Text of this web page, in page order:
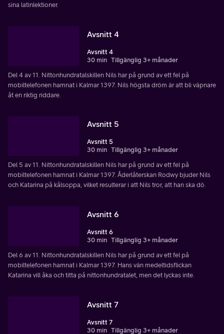
sina latinlektioner.
Avsnitt 4
Avsnitt 4
30 min Tillgänglig 3+ månader
Del 4 av 11. Nittonhundratalskillen Nils har på grund av ett fel på
mobiltelefonen hamnat i Kalmar 1397. Nils högsta dröm är att bli väpnare
åt en riktig riddare.
Avsnitt 5
Avsnitt 5
30 min Tillgänglig 3+ månader
Del 5 av 11. Nittonhundratalskillen Nils har på grund av ett fel på
mobiltelefonen hamnat i Kalmar 1397. Åderlåterskan Rodwy bjuder Nils
och Katarina på kålsoppa, vilket resulterar i att Nils tror, att han ska dö.
Avsnitt 6
Avsnitt 6
30 min Tillgänglig 3+ månader
Del 6 av 11. Nittonhundratalskillen Nils har på grund av ett fel på
mobiltelefonen hamnat i Kalmar 1397. Hans vän medeltidsflickan
Katarina vill åka och titta på nittonhundratalet, men det lyckas inte.
Avsnitt 7
Avsnitt 7
30 min Tillgänglig 3+ månader